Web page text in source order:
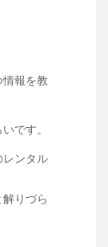
報を教
です。
ンタル
りづら